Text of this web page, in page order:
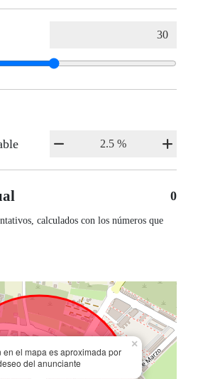
0
calculados con los números que
en el mapa es aproximada por
del anunciante
×